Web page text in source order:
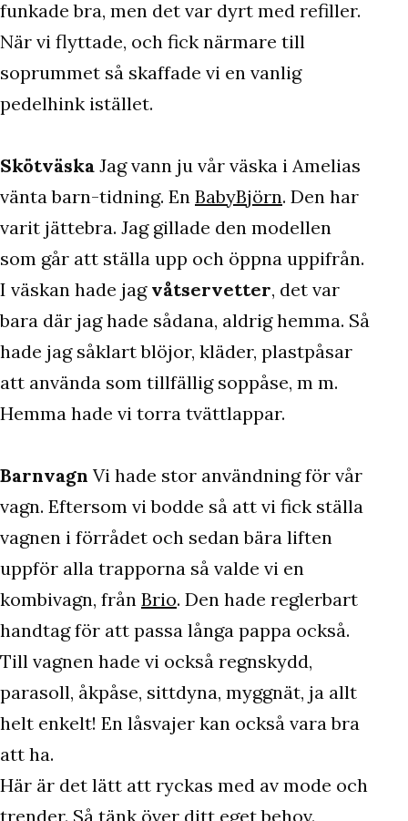
funkade bra, men det var dyrt med refiller.
När vi flyttade, och fick närmare till
soprummet så skaffade vi en vanlig
pedelhink istället.
Skötväska Jag vann ju vår väska i Amelias
vänta barn-tidning. En BabyBjörn. Den har
varit jättebra. Jag gillade den modellen
som går att ställa upp och öppna uppifrån.
I väskan hade jag våtservetter, det var
bara där jag hade sådana, aldrig hemma. Så
hade jag såklart blöjor, kläder, plastpåsar
att använda som tillfällig soppåse, m m.
Hemma hade vi torra tvättlappar.
Barnvagn Vi hade stor användning för vår
vagn. Eftersom vi bodde så att vi fick ställa
vagnen i förrådet och sedan bära liften
uppför alla trapporna så valde vi en
kombivagn, från Brio. Den hade reglerbart
handtag för att passa långa pappa också.
Till vagnen hade vi också regnskydd,
parasoll, åkpåse, sittdyna, myggnät, ja allt
helt enkelt! En låsvajer kan också vara bra
att ha.
Här är det lätt att ryckas med av mode och
trender. Så tänk över ditt eget behov.